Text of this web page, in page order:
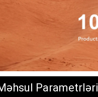
Parametrləri